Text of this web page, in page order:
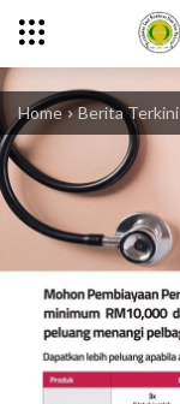
Home Berita Terkini